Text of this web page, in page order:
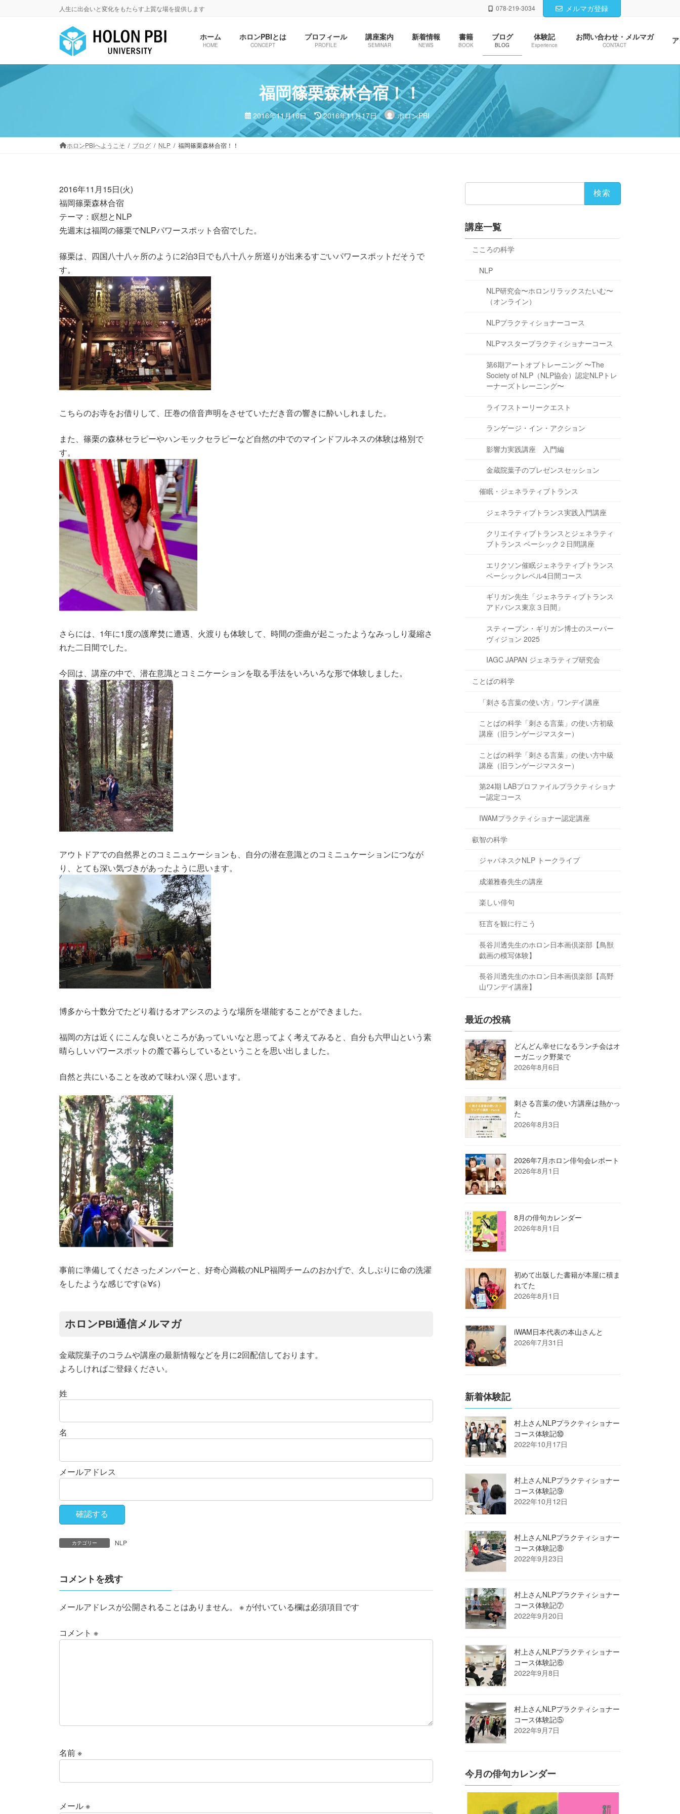
へ
キ
ョ
に
人生に出会いと変化をもたらす上質な場を提供します 078-219-3034 メルマガ登録
ホーム
HOME
ホロンPBIとは
CONCEPT
プロフィール
PROFILE
講座案内
SEMINAR
新着情報
NEWS
書籍
BOOK
ブログ
BLOG
体験記
Experience
お問い合わせ・メルマガ
CONTACT
福岡篠栗森林合宿！！
2016年11月16日 最
終
更
新
日
2016年11月17日 ホロンPBI
ホロンPBIへようこそ ブログ NLP 福岡篠栗森林合宿！！
2016年11月15日(火)
福岡篠栗森林合宿
テーマ：瞑想とNLP
先週末は福岡の篠栗でNLPパワースポット合宿でした。
篠栗は、 四国八十八ヶ所のように2泊3日でも八十八ヶ所巡りが出来るすごいパワースポットだそうで
す。
こちらのお寺をお借りして、 圧巻の倍音声明をさせていただき音の響きに酔いしれました。
また、 篠栗の森林セラピーやハンモックセラピーなど自然の中でのマイン ドフルネスの体験は格別で
す。
さらには、1年に1度の護摩焚に遭遇、火渡りも体験して、 時間の歪曲が起こったようなみっしり凝縮さ
れた二日間でした。
今回は、講座の中で、 潜在意識とコミニケーションを取る手法をいろいろな形で体験しま した。
アウトドアでの自然界とのコミニュケーションも、 自分の潜在意識とのコミニュケーションにつなが
り、 とても深い気づきがあったように思います。
博多から十数分でたどり着けるオアシスのような場所を堪能するこ とができました。
福岡の方は近くにこんな良いところがあっていいなと思ってよく考えてみると、 自分も六甲山という素
晴らしいパワースポットの麓で暮らしているということを思い出しました。
自然と共にいることを改めて味わい深く思います。
事前に準備してくださったメンバーと、 好奇心満載のNLP福岡チームのおかげで、 久しぶりに命の洗濯
をしたような感じです(≧∀≦)
ホロンPBI通信メルマガ
金蔵院葉子のコラムや講座の最新情報などを月に2回配信しております。
よろしければご登録ください。
姓
名
メールアドレス
カテゴリー NLP
コメントを残す
メールアドレスが公開されることはありません。 ※ が付いている欄は必須項目です
コメント ※
名前※
メール※
検
講座一覧
こころの科学
NLP
NLP研究会〜ホロンリラックスたいむ〜
（オンライン）
NLPプラクティショナーコース
NLPマスタープラクティショナーコース
第6期アートオブトレーニング 〜The
Society of NLP（NLP協会）認定NLPトレ
ーナーズトレーニング〜
ライフストーリークエスト
ランゲージ・イン・アクション
影響力実践講座 入門編
金蔵院葉子のプレゼンスセッション
催眠・ジェネラティブトランス
ジェネラティブトランス実践入門講座
クリエイティブトランスとジェネラティ
ブトランス ベーシック２日間講座
エリクソン催眠ジェネラティブトランス
ベーシックレベル4日間コース
ギリガン先生「ジェネラティブトランス
アドバンス東京３日間」
スティーブン・ギリガン博士のスーパー
ヴィジョン 2025
IAGC JAPAN ジェネラティブ研究会
ことばの科学
「刺さる言葉の使い方」ワンデイ講座
ことばの科学「刺さる言葉」の使い方初級
講座（旧ランゲージマスター）
ことばの科学「刺さる言葉」の使い方中級
講座（旧ランゲージマスター）
第24期 LABプロファイルプラクティショナ
ー認定コース
IWAMプラクティショナー認定講座
叡智の科学
ジャパネスクNLP トークライブ
成瀬雅春先生の講座
楽しい俳句
狂言を観に行こう
長谷川透先生のホロン日本画倶楽部【鳥獣
戯画の模写体験】
長谷川透先生のホロン日本画倶楽部【高野
山ワンデイ講座】
最近の投稿
どんどん幸せになるランチ会はオ
ーガニック野菜で
2026年8月6日
刺さる言葉の使い方講座は熱かっ
た
2026年8月3日
2026年7月ホロン俳句会レポート
2026年8月1日
8月の俳句カレンダー
2026年8月1日
初めて出版した書籍が本屋に積ま
れてた
2026年8月1日
iWAM日本代表の本山さんと
2026年7月31日
新着体験記
村上さんNLPプラクティショナー
コース体験記⑩
2022年10月17日
村上さんNLPプラクティショナー
コース体験記⑨
2022年10月12日
村上さんNLPプラクティショナー
コース体験記⑧
2022年9月23日
村上さんNLPプラクティショナー
コース体験記⑦
2022年9月20日
村上さんNLPプラクティショナー
コース体験記⑥
2022年9月8日
村上さんNLPプラクティショナー
コース体験記⑤
2022年9月7日
今月の俳句カレンダー